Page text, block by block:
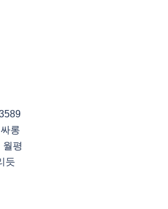
롱
월평
듯